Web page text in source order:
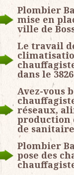
Plombier
mise en
ville de
Le travail
dans le
Avez-vous
réseaux,
production
de
Plombier
pose des